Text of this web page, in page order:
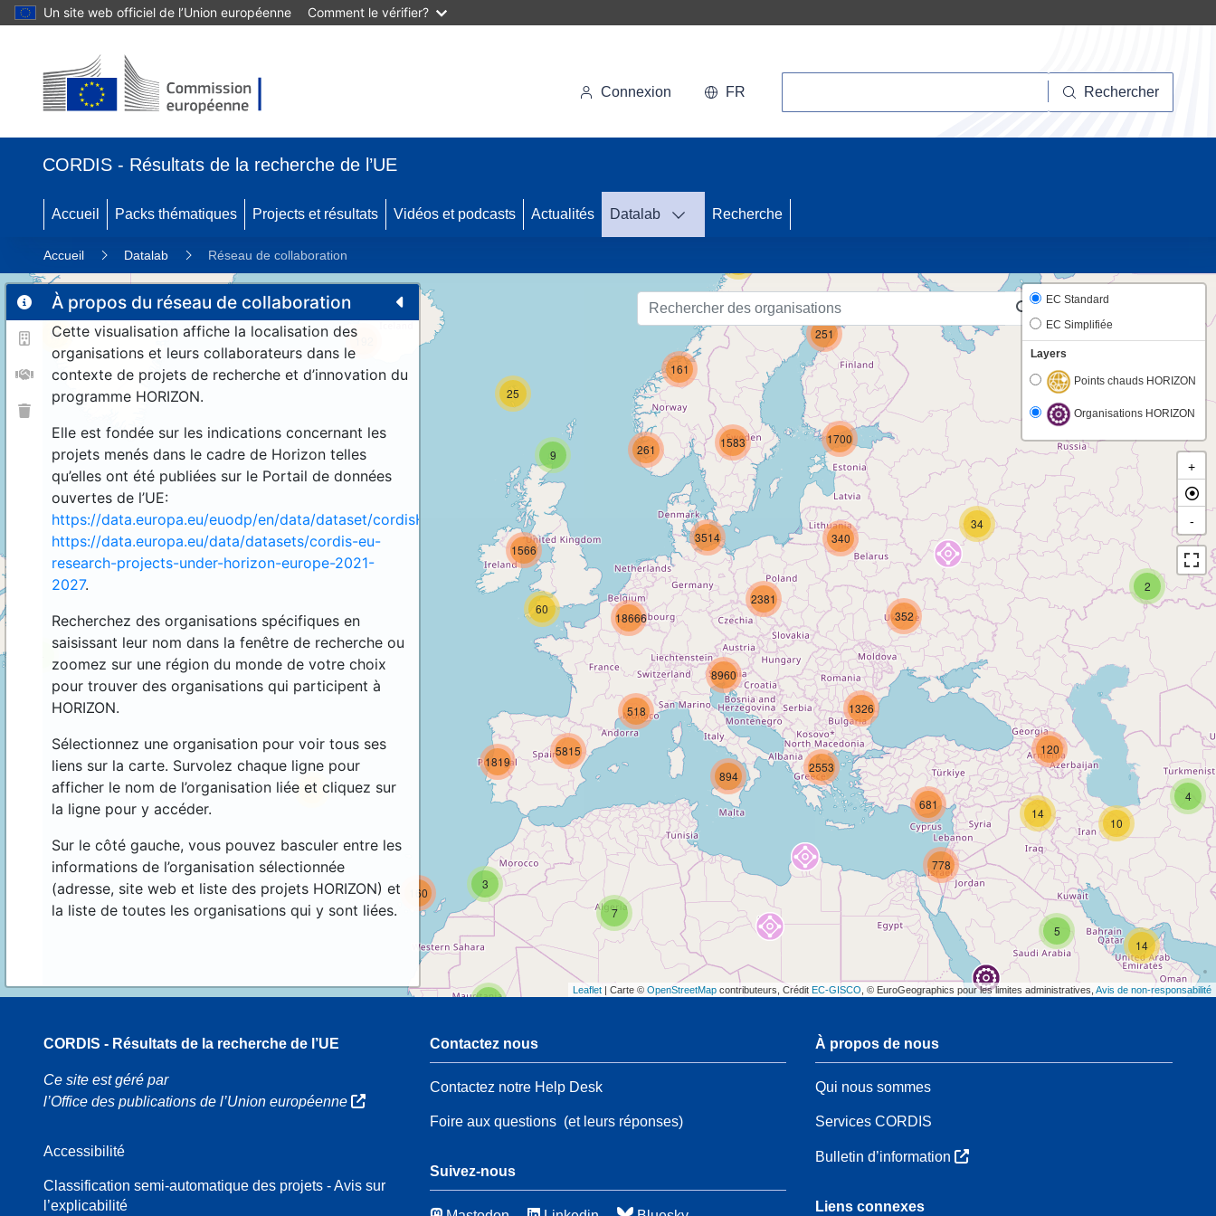
Un site web officiel de l’Union européenne Comment le vérifier?
Connexion FR Rechercher
CORDIS - Résultats de la recherche de l’UE
Accueil Packs thématiques Projects et résultats Vidéos et podcasts Actualités Datalab Recherche
Accueil Datalab Réseau de collaboration
À propos du réseau de collaboration
Cette visualisation affiche la localisation des
organisations et leurs collaborateurs dans le
contexte de projets de recherche et d’innovation du
programme HORIZON.
Elle est fondée sur les indications concernant les
projets menés dans le cadre de Horizon telles
qu’elles ont été publiées sur le Portail de données
ouvertes de l’UE:
https://data.europa.eu/euodp/en/data/dataset/cordisH2020projects.
https://data.europa.eu/data/datasets/cordis-eu-
research-projects-under-horizon-europe-2021-
2027.
Recherchez des organisations spécifiques en
saisissant leur nom dans la fenêtre de recherche ou
zoomez sur une région du monde de votre choix
pour trouver des organisations qui participent à
HORIZON.
Sélectionnez une organisation pour voir tous ses
liens sur la carte. Survolez chaque ligne pour
afficher le nom de l’organisation liée et cliquez sur
la ligne pour y accéder.
Sur le côté gauche, vous pouvez basculer entre les
informations de l’organisation sélectionnée
(adresse, site web et liste des projets HORIZON) et
la liste de toutes les organisations qui y sont liées.
4
5
14
10
8
2
16
21
54
11 192
46
3
44
160
2
34
25
9
161
261
894
14
120
1326
778
681
2553
7
1819
5815
60
518
3514
1566
18666
340
352
8960
2381
251
1583 1700
EC Standard
EC Simplifiée
Layers
Points chauds HORIZON
Organisations HORIZON
+
-
Leaflet | Carte © OpenStreetMap contributeurs, Crédit EC-GISCO , © EuroGeographics pour les limites administratives, Avis de non-responsabilité
CORDIS - Résultats de la recherche de l’UE
Ce site est géré par
l’Office des publications de l’Union européenne
Accessibilité
Classification semi-automatique des projets - Avis sur
l’explicabilité
Contactez nous
Contactez notre Help Desk
Foire aux questions(et leurs réponses)
Suivez-nous
À propos de nous
Qui nous sommes
Services CORDIS
Bulletin d’information
Liens connexes